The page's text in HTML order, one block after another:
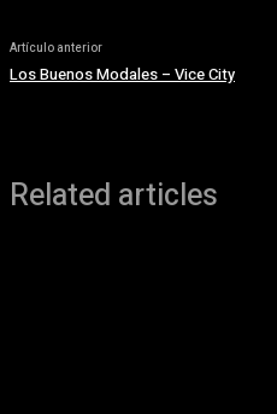
Artículo anterior
Los Buenos Modales – Vice City
Related articles